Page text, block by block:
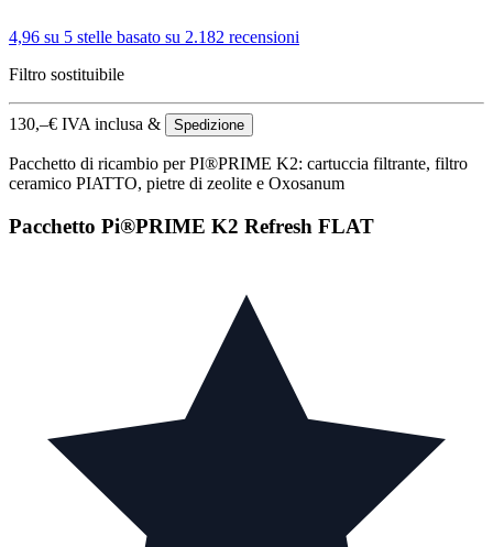
4,96 su 5 stelle basato su 2.182 recensioni
Filtro sostituibile
130,–€ IVA inclusa & Spedizione
Pacchetto di ricambio per PI®PRIME K2: cartuccia filtrante, filtro
ceramico PIATTO, pietre di zeolite e Oxosanum
Pacchetto Pi®PRIME K2 Refresh FLAT